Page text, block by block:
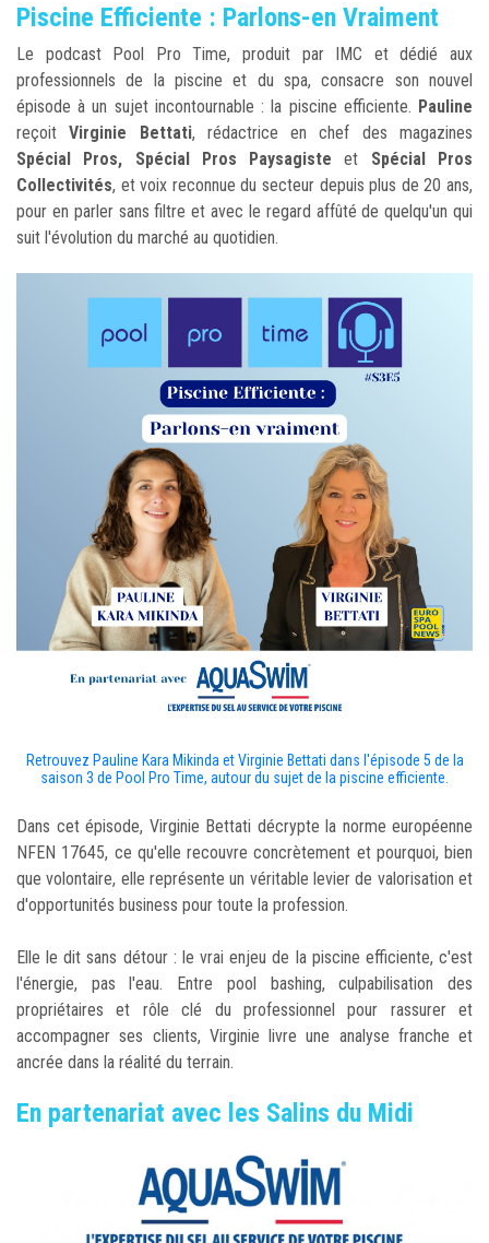
Piscine Efficiente : Parlons-en Vraiment
Le podcast Pool Pro Time, produit par IMC et dédié aux
professionnels de la piscine et du spa, consacre son nouvel
épisode à un sujet incontournable : la piscine efficiente. Pauline
reçoitVirginie Bettati, rédactrice en chef des magazines
Spécial Pros, Spécial Pros Paysagisteet Spécial Pros
Collectivités, et voix reconnue du secteur depuis plus de 20 ans,
pour en parler sans filtre et avec le regard affûté de quelqu'un qui
suit l'évolution du marché au quotidien.
Retrouvez Pauline Kara Mikinda et Virginie Bettati dans l'épisode 5 de la
saison 3 de Pool Pro Time, autour du sujet de la piscine efficiente.
Dans cet épisode, Virginie Bettati décrypte la norme européenne
NFEN 17645, ce qu'elle recouvre concrètement et pourquoi, bien
que volontaire, elle représente un véritable levier de valorisation et
d'opportunités business pour toute la profession.
Elle le dit sans détour : le vrai enjeu de la piscine efficiente, c'est
l'énergie, pas l'eau. Entre pool bashing, culpabilisation des
propriétaires et rôle clé du professionnel pour rassurer et
accompagner ses clients, Virginie livre une analyse franche et
ancrée dans la réalité du terrain.
En partenariat avec les Salins du Midi